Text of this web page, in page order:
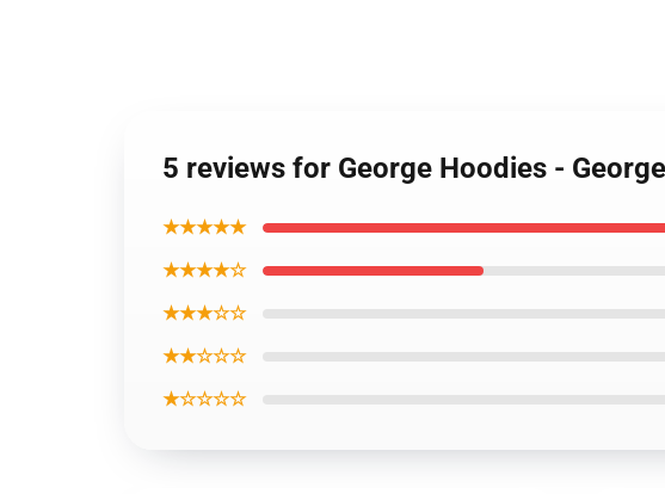
5 reviews for George Hoodies -
★★★★★
★★★★☆
★★★☆☆
★★☆☆☆
★☆☆☆☆